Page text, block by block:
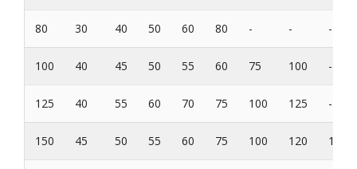
80 30 40 50 60 80 - - -
100 40 45 50 55 60 75 100 -
125 40 55 60 70 75 100 125 -
150 45 50 55 60 75 100 120 150